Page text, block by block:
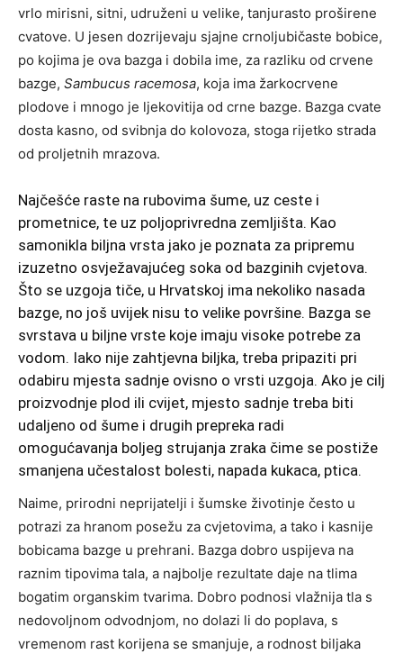
vrlo mirisni, sitni, udruženi u velike, tanjurasto proširene
cvatove. U jesen dozrijevaju sjajne crnoljubičaste bobice,
po kojima je ova bazga i dobila ime, za razliku od crvene
bazge, Sambucus racemosa, koja ima žarkocrvene
plodove i mnogo je ljekovitija od crne bazge. Bazga cvate
dosta kasno, od svibnja do kolovoza, stoga rijetko strada
od proljetnih mrazova.
Najčešće raste na rubovima šume, uz ceste i
prometnice, te uz poljoprivredna zemljišta. Kao
samonikla biljna vrsta jako je poznata za pripremu
izuzetno osvježavajućeg soka od bazginih cvjetova.
Što se uzgoja tiče, u Hrvatskoj ima nekoliko nasada
bazge, no još uvijek nisu to velike površine. Bazga se
svrstava u biljne vrste koje imaju visoke potrebe za
vodom. Iako nije zahtjevna biljka, treba pripaziti pri
odabiru mjesta sadnje ovisno o vrsti uzgoja. Ako je cilj
proizvodnje plod ili cvijet, mjesto sadnje treba biti
udaljeno od šume i drugih prepreka radi
omogućavanja boljeg strujanja zraka čime se postiže
smanjena učestalost bolesti, napada kukaca, ptica.
Naime, prirodni neprijatelji i šumske životinje često u
potrazi za hranom posežu za cvjetovima, a tako i kasnije
bobicama bazge u prehrani. Bazga dobro uspijeva na
raznim tipovima tala, a najbolje rezultate daje na tlima
bogatim organskim tvarima. Dobro podnosi vlažnija tla s
nedovoljnom odvodnjom, no dolazi li do poplava, s
vremenom rast korijena se smanjuje, a rodnost biljaka